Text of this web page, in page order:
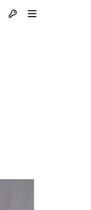
Otvori profil